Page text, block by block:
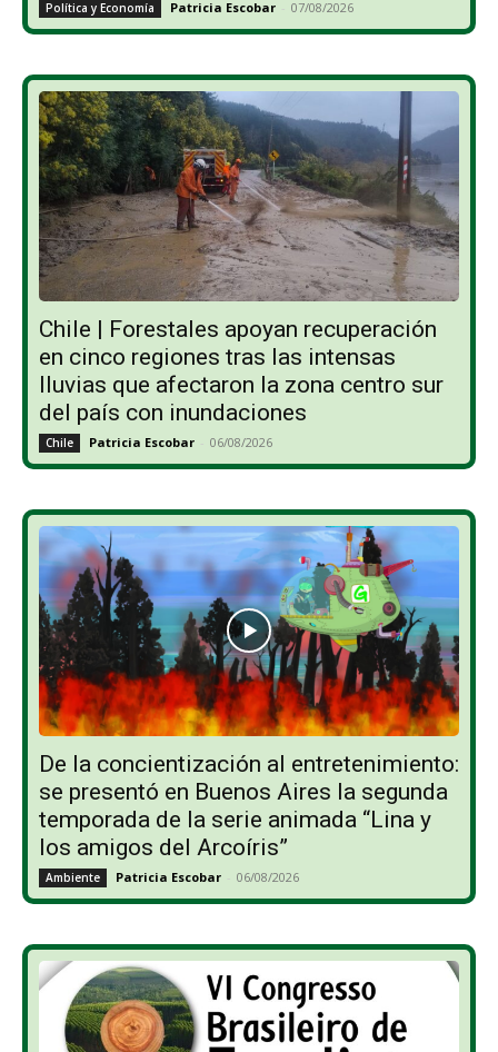
Política y Economía Patricia Escobar - 07/08/2026
Chile | Forestales apoyan recuperación
en cinco regiones tras las intensas
lluvias que afectaron la zona centro sur
del país con inundaciones
Chile Patricia Escobar - 06/08/2026
De la concientización al entretenimiento:
se presentó en Buenos Aires la segunda
temporada de la serie animada “Lina y
los amigos del Arcoíris”
Ambiente Patricia Escobar - 06/08/2026